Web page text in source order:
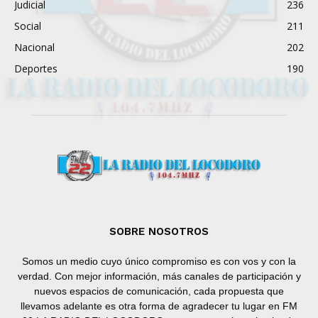
Judicial
236
Social
211
Nacional
202
Deportes
190
SOBRE NOSOTROS
Somos un medio cuyo único compromiso es con vos y con la
verdad. Con mejor información, más canales de participación y
nuevos espacios de comunicación, cada propuesta que
llevamos adelante es otra forma de agradecer tu lugar en FM